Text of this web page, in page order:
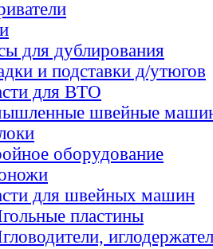
для дублирования
и подставки д/утюгов
для ВТО
швейные
оборудование
для швейных машин
пластины